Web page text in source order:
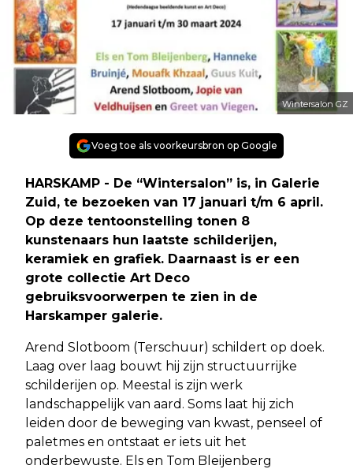
Wintersalon GZ
Voeg toe als voorkeursbron op Google
HARSKAMP - De “Wintersalon” is, in Galerie
Zuid, te bezoeken van 17 januari t/m 6 april.
Op deze tentoonstelling tonen 8
kunstenaars hun laatste schilderijen,
keramiek en grafiek. Daarnaast is er een
grote collectie Art Deco
gebruiksvoorwerpen te zien in de
Harskamper galerie.
Arend Slotboom (Terschuur) schildert op doek.
Laag over laag bouwt hij zijn structuurrijke
schilderijen op. Meestal is zijn werk
landschappelijk van aard. Soms laat hij zich
leiden door de beweging van kwast, penseel of
paletmes en ontstaat er iets uit het
onderbewuste. Els en Tom Bleijenberg